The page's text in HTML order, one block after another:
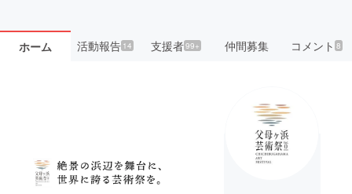
ホーム 活動報告14 支援者99+ 仲間募集 コメント8